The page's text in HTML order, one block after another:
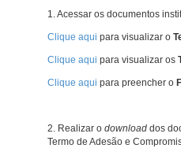
1. Acessar os documentos
Clique aqui para visualizar o
Clique aqui para visualizar os
Clique aqui para preencher o
2. Realizar o download dos
Termo de Adesão e